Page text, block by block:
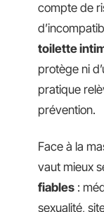
compte de
toilette
protège ni
pratique
prévention.
Face à la
vaut mieux
fiables :
sexualité,